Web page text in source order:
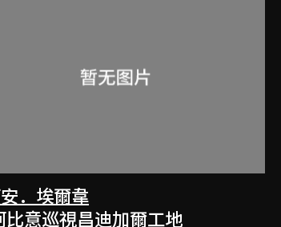
．埃爾韋
比意巡視昌迪加爾工地